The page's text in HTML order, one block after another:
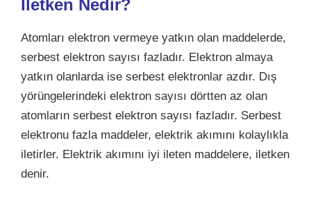
İletken Nedir?
Atomları elektron vermeye yatkın olan maddelerde,
serbest elektron sayısı fazladır. Elektron almaya
yatkın olanlarda ise serbest elektronlar azdır. Dış
yörüngelerindeki elektron sayısı dörtten az olan
atomların serbest elektron sayısı fazladır. Serbest
elektronu fazla maddeler, elektrik akımını kolaylıkla
iletirler. Elektrik akımını iyi ileten maddelere, iletken
denir.